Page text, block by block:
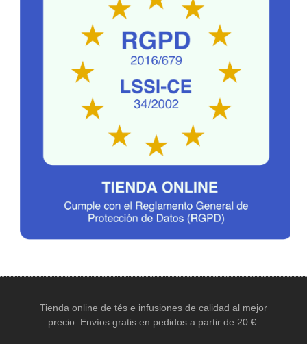
Tienda online de tés e infusiones de calidad al mejor
precio. Envíos gratis en pedidos a partir de 20 €.